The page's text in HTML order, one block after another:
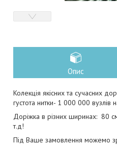
Опис
Колекція якісних та сучасних
густота нитки- 1 000 000 вузлів
Доріжка в різних ширинах: 80
т.д!
Під Ваше замовлення можемо